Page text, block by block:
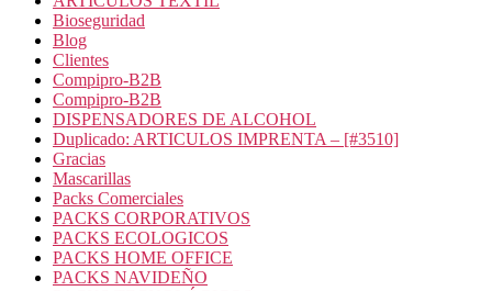
Bioseguridad
Blog
Clientes
Compipro-B2B
Compipro-B2B
DISPENSADORES DE ALCOHOL
Duplicado: ARTICULOS IMPRENTA – [#3510]
Gracias
Mascarillas
Packs Comerciales
PACKS CORPORATIVOS
PACKS ECOLOGICOS
PACKS HOME OFFICE
PACKS NAVIDEÑO